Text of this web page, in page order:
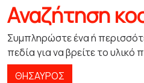
Αναζήτηση
Συμπληρώστε ένα ή
πεδία για να βρείτε το υλικό
ΘΗΣΑΥΡΌΣ